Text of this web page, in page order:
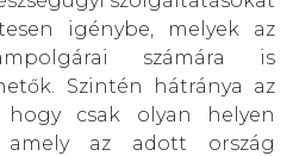
igénybe, melyek az
számára is
Szintén hátránya az
hogy csak olyan helyen
amely az adott ország